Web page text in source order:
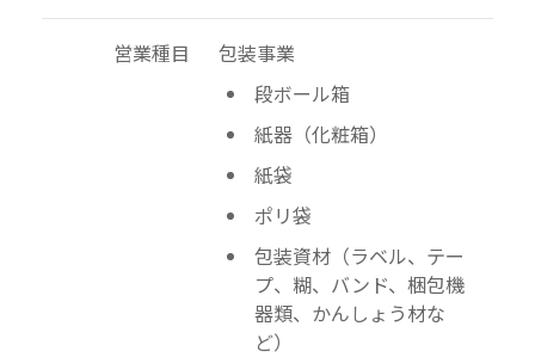
営業種目
包装事業
段ボール箱
紙器（化粧箱）
紙袋
ポリ袋
包装資材（ラベル、テー
プ、糊、バンド、梱包機
器類、かんしょう材な
ど）